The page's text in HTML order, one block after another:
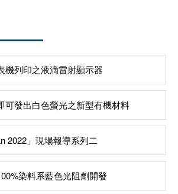
機列印之液滴雷射顯示器
可發出白色螢光之新型有機材料
2022」現場報導系列二
染料系藍色光阻劑開發